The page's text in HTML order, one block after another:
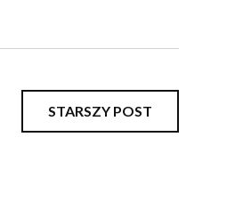
STARSZY POST